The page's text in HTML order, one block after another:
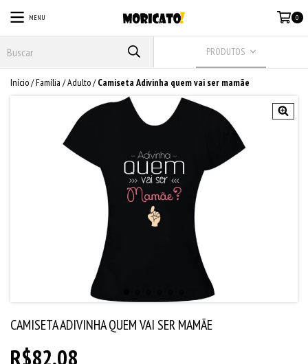
MENU 0
PRODUTOS
Início/Família /Adulto/ Camiseta Adivinha quem vai ser mamãe
CAMISETA ADIVINHA QUEM VAI SER MAMÃE
R$82,08